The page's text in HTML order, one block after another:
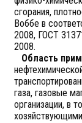
сгорания,
Воббе в
2008, ГОСТ
2008.
Область
газа, газовые
организации, в